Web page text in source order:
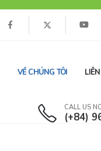
VỀ CHÚNG TÔI
CALL US
(+84)